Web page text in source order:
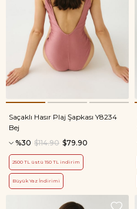
Saçaklı Hasır Plaj Şapkası Y8234
Bej
%30
$79.90
$114.90
2500 TL üstü 150 TL indirim
Büyük Yaz İndirimi